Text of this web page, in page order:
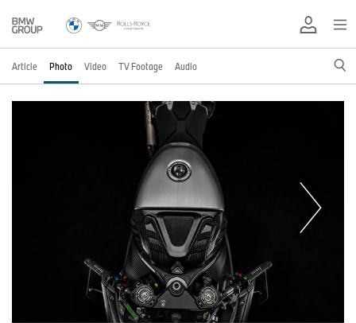
Article Photo Video TV Footage Audio